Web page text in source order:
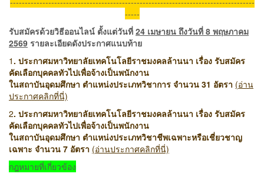
-----
รับสมัครด้วยวิธีออนไลน์ ตั้งแต่วันที่ 24 เมษายน ถึงวันที่ 8 พฤษภาคม
2569 รายละเอียดดังประกาศแนบท้าย
1. ประกาศมหาวิทยาลัยเทคโนโลยีราชมงคลล้านนา เรื่อง รับสมัคร
คัดเลือกบุคคลทัวไปเพื่อจ้างเป็นพนักงาน
ในสถาบันอุดมศึกษา ตำแหน่งประเภทวิชาการ จำนวน 31 อัตรา (อ่าน
ประกาศคลิกที่นี่)
2. ประกาศมหาวิทยาลัยเทคโนโลยีราชมงคลล้านนา เรื่อง รับสมัคร
คัดเลือกบุคคลทัวไปเพื่อจ้างเป็นพนักงาน
ในสถาบันอุดมศึกษา ตำแหน่งประเภทวิชาชีพเฉพาะหรือเชี่ยวชาญ
เฉพาะ จำนวน 7 อัตรา (อ่านประกาศคลิกที่นี่)
กฎหมายที่เกี่ยวข้อง